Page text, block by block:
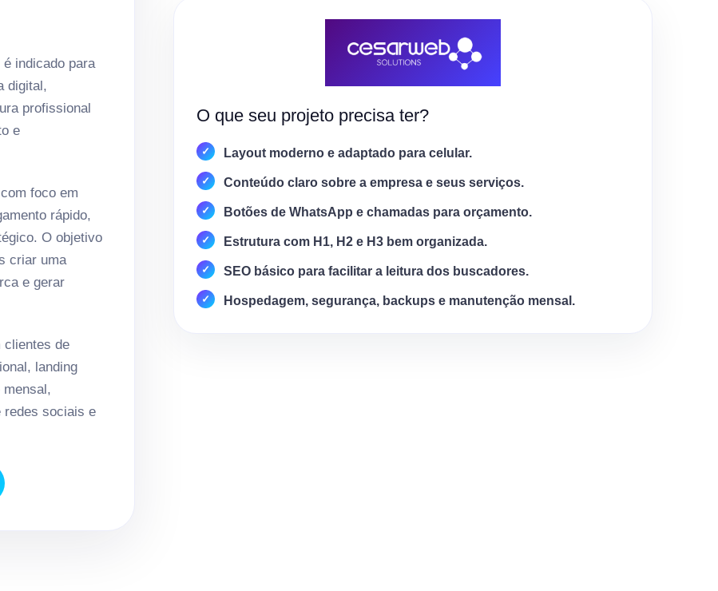
indicado para
digital,
profissional
e
foco em
rápido,
O objetivo
criar uma
e gerar
clientes de
landing
redes sociais e
O que seu projeto precisa ter?
Layout moderno e adaptado para celular.
Conteúdo claro sobre a empresa e seus serviços.
Botões de WhatsApp e chamadas para orçamento.
Estrutura com H1, H2 e H3 bem organizada.
SEO básico para facilitar a leitura dos buscadores.
Hospedagem, segurança, backups e manutenção mensal.